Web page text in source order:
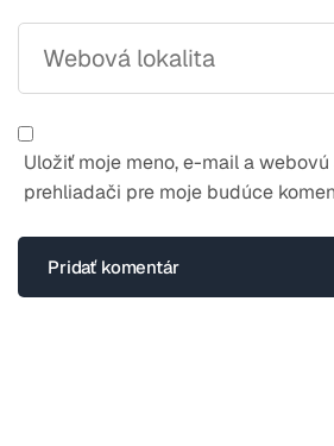
Uložiť moje meno, e-mail a
prehliadači pre moje budúce